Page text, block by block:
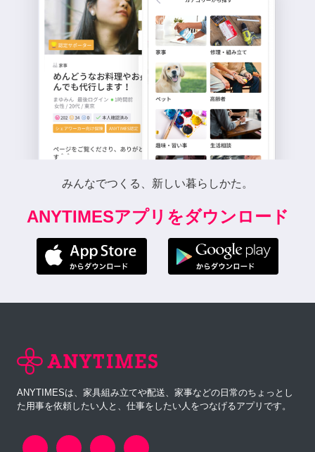
みんなでつくる、新しい暮らしかた。
ANYTIMESアプリをダウンロード
ANYTIMESは、家具組み立てや配送、家事などの日常のちょっとし
た用事を依頼したい人と、仕事をしたい人をつなげるアプリです。